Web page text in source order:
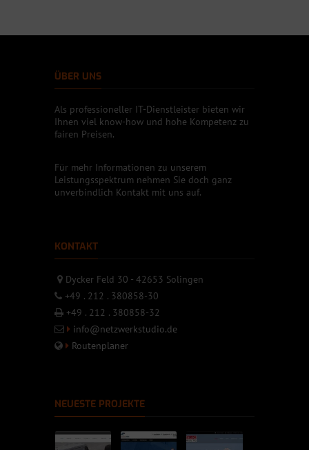
ÜBER UNS
Als professioneller IT-Dienstleister bieten wir
Ihnen viel know-how und hohe Kompetenz zu
fairen Preisen.
Für mehr Informationen zu unserem
Leistungsspektrum nehmen Sie doch ganz
unverbindlich Kontakt mit uns auf.
KONTAKT
Dycker Feld 30 - 42653 Solingen
+49 . 212 . 380858-30
+49 . 212 . 380858-32
info@netzwerkstudio.de
Routenplaner
NEUESTE PROJEKTE